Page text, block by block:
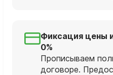
Фиксация цены
0%
Прописываем
договоре.